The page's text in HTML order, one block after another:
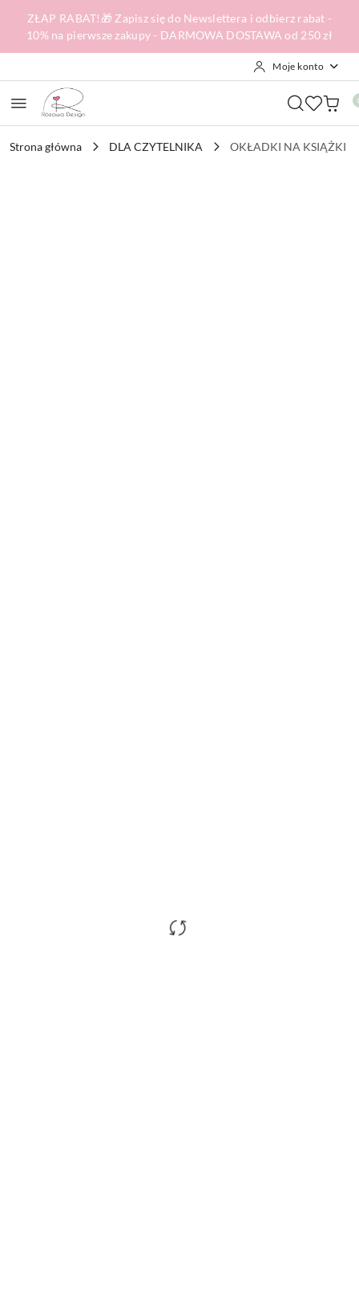
Przejdź do treści głównej
Przejdź do wyszukiwarki
Przejdź do moje konto
Przejdź do menu głównego
Przejdź do opisu produktu
Przejdź do stopki
ZŁAP RABAT!🎁 Zapisz się do Newslettera i odbierz rabat -
10% na pierwsze zakupy - DARMOWA DOSTAWA od 250 zł
Moje konto
Strona główna DLA CZYTELNIKA OKŁADKI NA KSIĄŻKI